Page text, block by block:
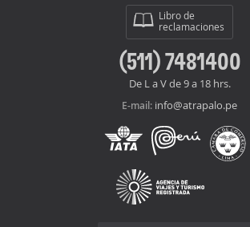
Libro de
reclamaciones
(511) 7481400
De L a V de 9 a 18 hrs.
E-mail: info@atrapalo.pe